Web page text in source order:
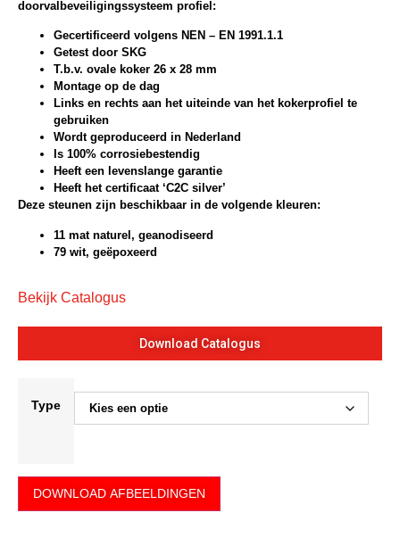
doorvalbeveiligingssysteem profiel:
Gecertificeerd volgens NEN – EN 1991.1.1
Getest door SKG
T.b.v. ovale koker 26 x 28 mm
Montage op de dag
Links en rechts aan het uiteinde van het kokerprofiel te
gebruiken
Wordt geproduceerd in Nederland
Is 100% corrosiebestendig
Heeft een levenslange garantie
Heeft het certificaat ‘C2C silver’
Deze steunen zijn beschikbaar in de volgende kleuren:
11 mat naturel, geanodiseerd
79 wit, geëpoxeerd
Bekijk Catalogus
Download Catalogus
Type
DOWNLOAD AFBEELDINGEN